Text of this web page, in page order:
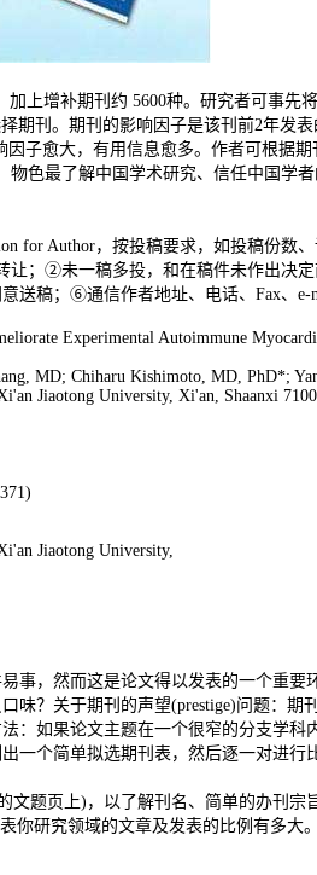
上增补期刊约 5600种。研究者可事先
期刊。期刊的影响因子是该刊前2年发
子愈大，有用信息愈多。作者可根据期
色最了解中国学术研究、信任中国学
for Author，按投稿要求，如投稿份数
让；②未一稿多投，和在稿件未作出
送稿；⑥通信作者地址、电话、Fax、e-
Experimental Autoimmune
MD; Chiharu Kishimoto, MD, PhD*;
Jiaotong University, Xi'an, Shaanxi
Jiaotong University,
事，然而这是论文得以发表的一个重要
味？关于期刊的声望(prestige)问题：
：如果论文主题在一个很窄的分支学
一个简单拟选期刊表，然后逐一对进行
文题页上)，以了解刊名、简单的办刊
你研究领域的文章及发表的比例有多大。